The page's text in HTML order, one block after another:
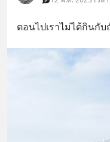
ตอนไปเราไม่ได้กินกับ